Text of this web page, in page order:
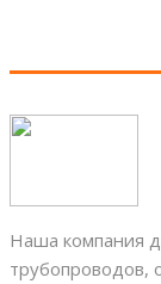
Наша компания
трубопроводов,